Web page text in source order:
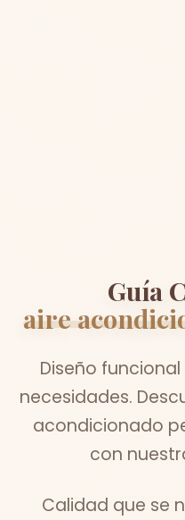
Guía
aire
Diseño
necesidades.
acondicionado
con
Calidad que se